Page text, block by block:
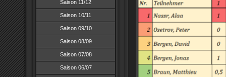
Saison 11/12
Saison 10/11
Saison 09/10
Saison 08/09
Saison 07/08
Saison 06/07